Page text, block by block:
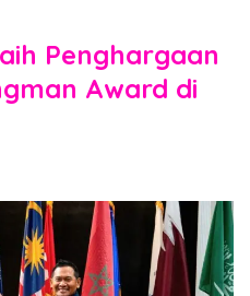
Penghargaan
Award di